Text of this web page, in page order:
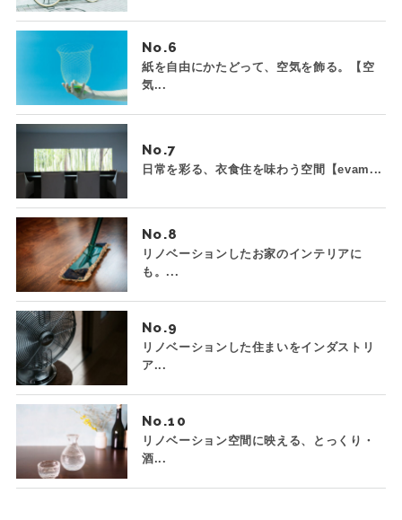
No.
紙を自由にかたどって、空気を飾る。【空
気...
No.
日常を彩る、衣食住を味わう空間【evam...
No.
リノベーションしたお家のインテリアに
も。...
No.
リノベーションした住まいをインダストリ
ア...
No.
リノベーション空間に映える、とっくり・
酒...